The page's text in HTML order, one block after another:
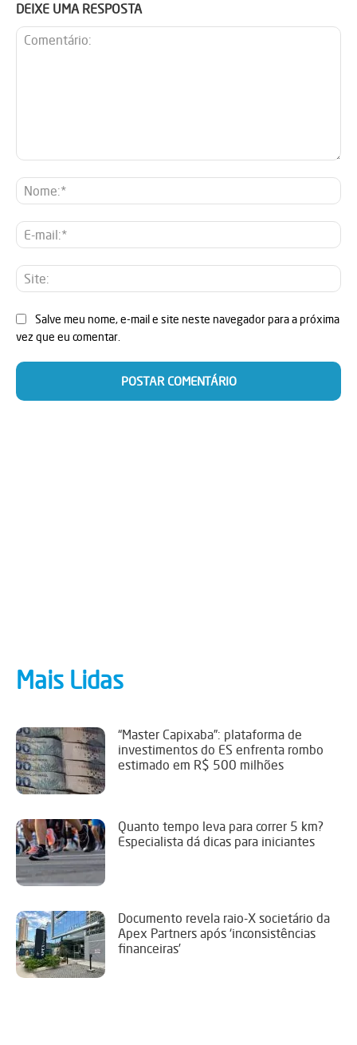
DEIXE UMA RESPOSTA
E-
Salve meu nome, e-mail e site neste navegador para a próxima
vez que eu comentar.
Mais Lidas
“Master Capixaba”: plataforma de
investimentos do ES enfrenta rombo
estimado em R$ 500 milhões
Quanto tempo leva para correr 5 km?
Especialista dá dicas para iniciantes
Documento revela raio-X societário da
Apex Partners após ‘inconsistências
financeiras’